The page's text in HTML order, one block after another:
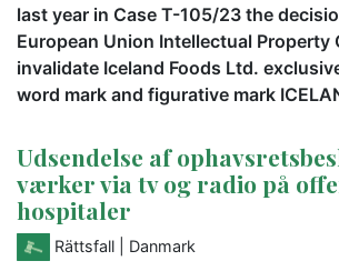
last year in Case T-105/23 the
European Union Intellectual Property
invalidate Iceland Foods Ltd.
word mark and figurative mark
Udsendelse af
værker via tv og radio på
hospitaler
Rättsfall | Danmark